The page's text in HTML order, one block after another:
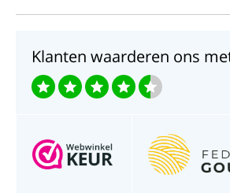
Klanten waarderen ons